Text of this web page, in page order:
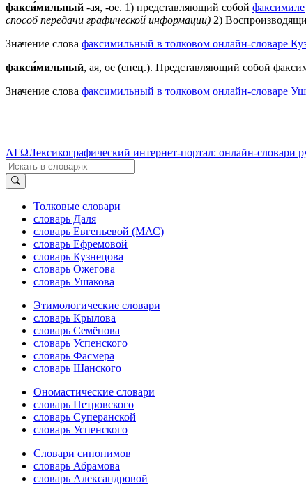
факси́мильный -ая, -ое. 1) представляющий собой факсимиле
способ передачи графической информации) 2)
Значение слова факсимильный в толковом онлайн-словаре
факси́мильный, ая, ое (спец.). Представляющий собой
Значение слова факсимильный в толковом онлайн-словаре
ΛΓΩЛексикографический интернет-портал: онлайн-словари
Толковые словари
словарь Даля
словарь Евгеньевой (МАС)
словарь Ефремовой
словарь Кузнецова
словарь Ожегова
словарь Ушакова
Этимологические словари
словарь Крылова
словарь Семёнова
словарь Успенского
словарь Фасмера
словарь Шанского
Ономастические словари
словарь Петровского
словарь Суперанской
словарь Успенского
Словари синонимов
словарь Абрамова
словарь Александровой